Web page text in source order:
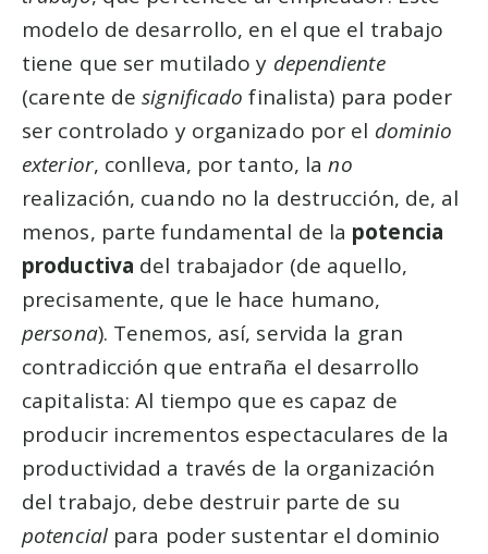
modelo de desarrollo, en el que el trabajo
tiene que ser mutilado y dependiente
(carente designificado finalista) para poder
ser controlado y organizado por el dominio
exterior, conlleva, por tanto, lano
realización, cuando no la destrucción, de, al
menos, parte fundamental de la potencia
productiva del trabajador (de aquello,
precisamente, que le hace humano,
persona). Tenemos, así, servida la gran
contradicción que entraña el desarrollo
capitalista: Al tiempo que es capaz de
producir incrementos espectaculares de la
productividad a través de la organización
del trabajo, debe destruir parte de su
potencialpara poder sustentar el dominio